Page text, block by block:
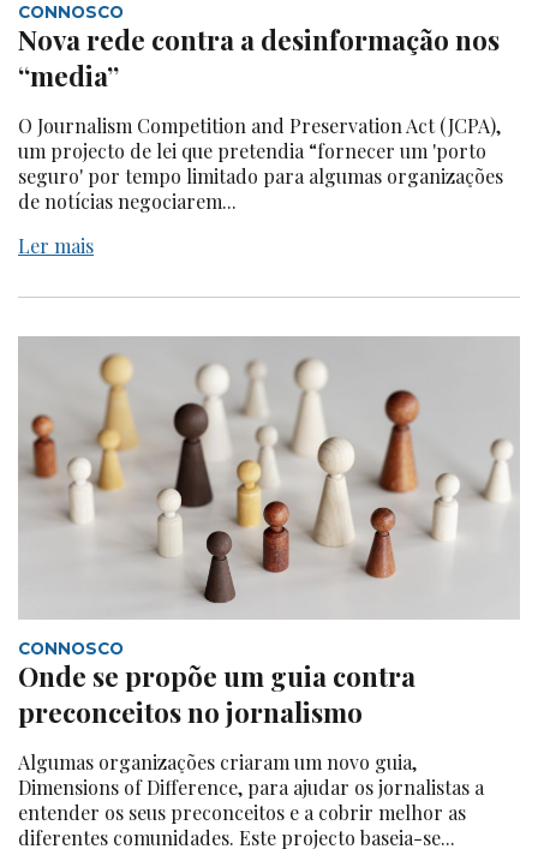
CONNOSCO
Nova rede contra a desinformação nos
“media”
O Journalism Competition and Preservation Act (JCPA),
um projecto de lei que pretendia “fornecer um 'porto
seguro' por tempo limitado para algumas organizações
de notícias negociarem...
Ler mais
CONNOSCO
Onde se propõe um guia contra
preconceitos no jornalismo
Algumas organizações criaram um novo guia,
Dimensions of Difference, para ajudar os jornalistas a
entender os seus preconceitos e a cobrir melhor as
diferentes comunidades. Este projecto baseia-se...